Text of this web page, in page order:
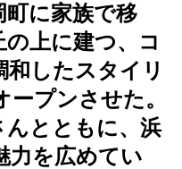
町に家族で移
上に建つ、コ
したスタイリ
プンさせた。
んとともに、浜
力を広めてい